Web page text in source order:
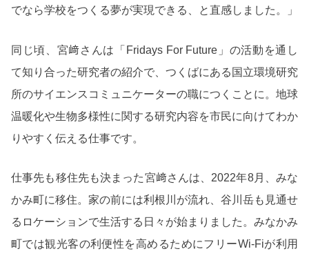
でなら学校をつくる夢が実現できる、と直感しました。」
同じ頃、宮﨑さんは「Fridays For Future」の活動を通し
て知り合った研究者の紹介で、つくばにある国立環境研究
所のサイエンスコミュニケーターの職につくことに。地球
温暖化や生物多様性に関する研究内容を市民に向けてわか
りやすく伝える仕事です。
仕事先も移住先も決まった宮﨑さんは、2022年8月、みな
かみ町に移住。家の前には利根川が流れ、谷川岳も見通せ
るロケーションで生活する日々が始まりました。みなかみ
町では観光客の利便性を高めるためにフリーWi-Fiが利用